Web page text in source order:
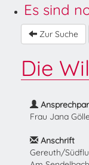
Es sind
Zur Suche
Die
Frau Jana
Anschrift
Gereuth/